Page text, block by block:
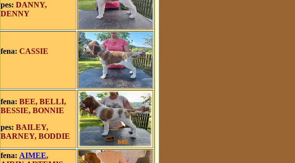
pes: DANNY,
DENNY
fena: CASSIE
fena: BEE, BELLI,
BESSIE, BONNIE
pes: BAILEY,
BARNEY, BODDIE
fena: AIMEE,